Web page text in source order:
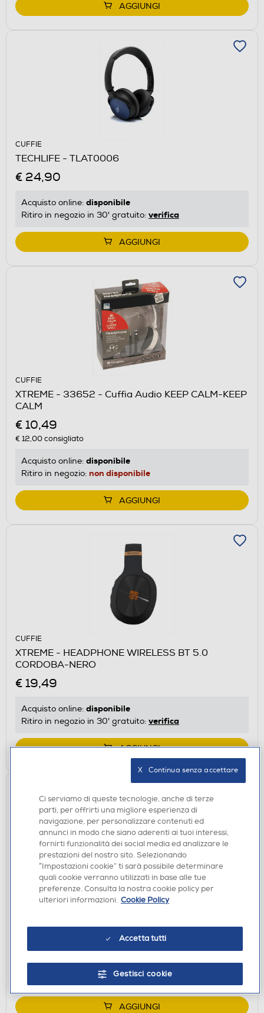
AGGIUNGI
CUFFIE
TECHLIFE - TLAT0006
€ 24,90
Acquisto online: disponibile
Ritiro in negozio in 30' gratuito: verifica
AGGIUNGI
CUFFIE
XTREME - 33652 - Cuffia Audio KEEP CALM-KEEP
CALM
€ 10,49
€ 12,00consigliato
Acquisto online: disponibile
Ritiro in negozio: non disponibile
AGGIUNGI
CUFFIE
XTREME - HEADPHONE WIRELESS BT 5.0
CORDOBA-NERO
€ 19,49
Acquisto online: disponibile
Ritiro in negozio in 30' gratuito: verifica
AGGIUNGI
CUFFIE
XTREME - HEADPHONE WIRELESS BT VENICE-
€ 21,99
Acquisto online:
non disponibile
AGGIUNGI
Ci serviamo di queste tecnologie, anche di terze
parti, per offrirti una migliore esperienza di
navigazione, per personalizzare contenuti ed
annunci in modo che siano aderenti ai tuoi interessi,
fornirti funzionalità dei social media ed analizzare le
prestazioni del nostro sito. Selezionando
“Impostazioni cookie” ti sarà possibile determinare
quali cookie verranno utilizzati in base alle tue
preferenze. Consulta la nostra cookie policy per
ulteriori informazioni. Cookie Policy
Accetta tutti
Gestisci cookie
X   Continua senza accettare